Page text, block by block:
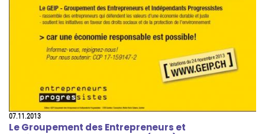
07.11.2013
Le Groupement des Entrepreneurs et